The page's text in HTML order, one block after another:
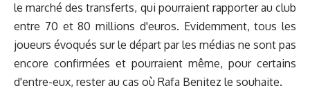
le marché des transferts, qui pourraient rapporter au club
entre 70 et 80 millions d'euros. Evidemment, tous les
joueurs évoqués sur le départ par les médias ne sont pas
encore confirmées et pourraient même, pour certains
d'entre-eux, rester au cas où Rafa Benitez le souhaite.